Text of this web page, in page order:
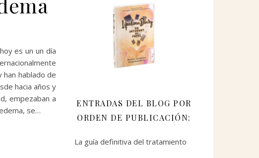
es un un día
hablado de
hacia años y
empezaban a
se…
ENTRADAS DEL BLOG POR
ORDEN DE PUBLICACIÓN:
La guía definitiva del tratamiento